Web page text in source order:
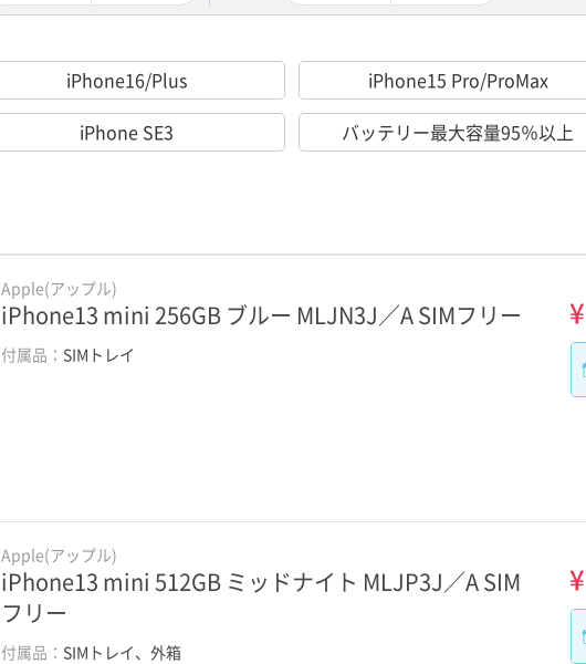
iPhone16/Plus iPhone15 Pro/ProMax
iPhone SE3 バッテリー最大容量95％以上
Apple(アップル)
iPhone13 mini 256GB ブルー MLJN3J／A SIMフリー
付属品： SIMトレイ
¥
Apple(アップル)
iPhone13 mini 512GB ミッドナイト MLJP3J／A SIM
フリー
付属品： SIMトレイ、外箱
¥